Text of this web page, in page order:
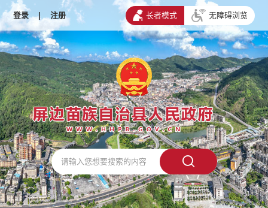
登录 | 注册 长者模式 无障碍浏览